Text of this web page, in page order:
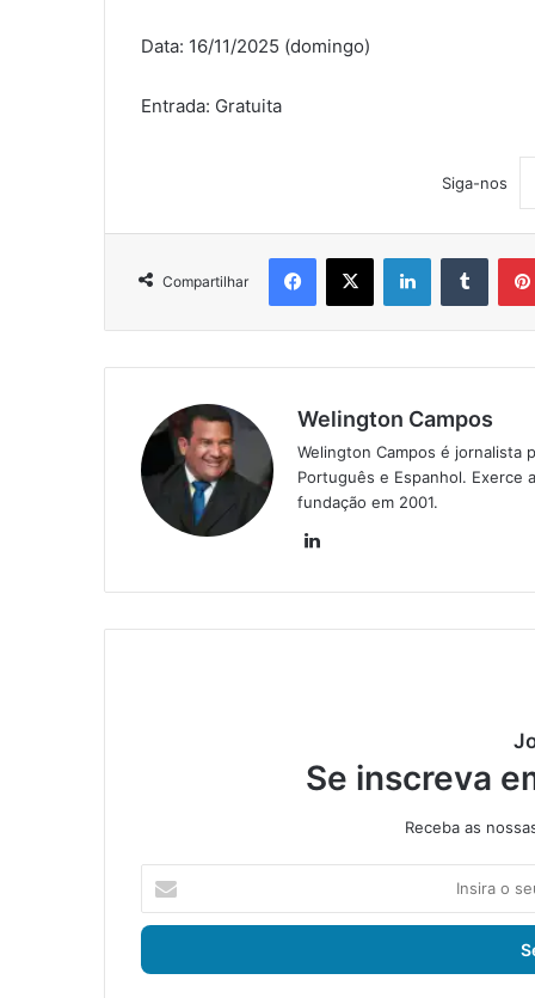
Data: 16/11/2025 (domingo)
Entrada: Gratuita
Siga-nos
Compartilhar
Welington Campos
Welington Campos é jornalista
Português e Espanhol. Exerce
fundação em 2001.
din
Se inscreva
Receba as
s
r